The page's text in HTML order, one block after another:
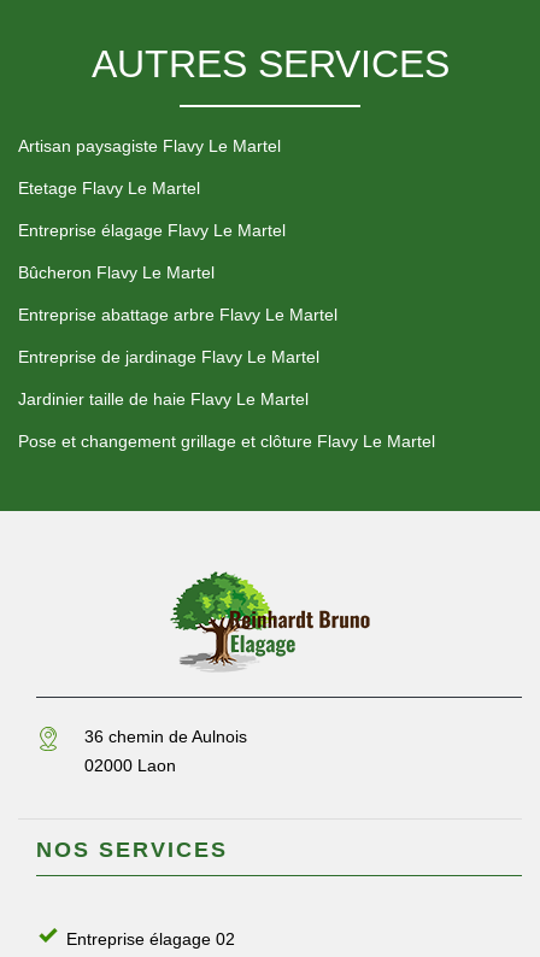
AUTRES SERVICES
Artisan paysagiste Flavy Le Martel
Etetage Flavy Le Martel
Entreprise élagage Flavy Le Martel
Bûcheron Flavy Le Martel
Entreprise abattage arbre Flavy Le Martel
Entreprise de jardinage Flavy Le Martel
Jardinier taille de haie Flavy Le Martel
Pose et changement grillage et clôture Flavy Le Martel
36 chemin de Aulnois
02000 Laon
NOS SERVICES
Entreprise élagage 02